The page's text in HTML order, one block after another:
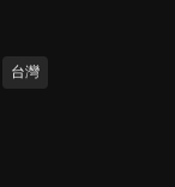
台灣